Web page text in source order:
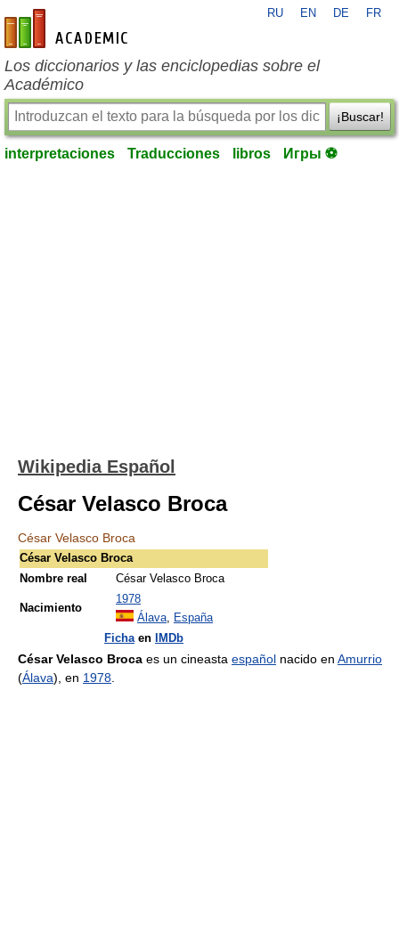
es-academic.com
RU EN DE FR
Los diccionarios y las enciclopedias sobre el
Académico
¡Buscar!
interpretaciones Traducciones libros Игры ⚽
Wikipedia Español
César Velasco Broca
César Velasco Broca
César Velasco Broca
Nombre real
César Velasco Broca
Nacimiento
1978
Álava, España
Fichaen IMDb
César Velasco Broca es un cineasta español nacido en Amurrio
(Álava), en 1978